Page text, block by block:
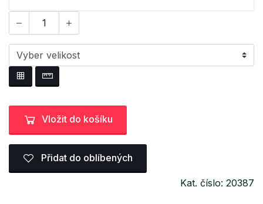
Vložit do košíku
Přidat do oblíbených
Kat. číslo: 20387